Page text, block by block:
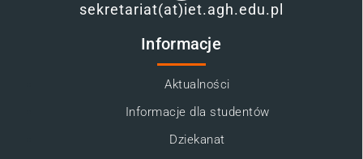
sekretariat(at)iet.agh.edu.pl
Informacje
Aktualności
Informacje dla studentów
Dziekanat